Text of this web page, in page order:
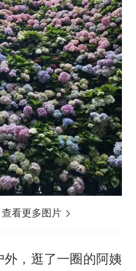
看更多图片
，逛了一圈的阿姨